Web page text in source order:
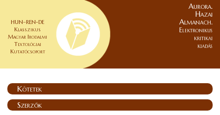
HUN–REN-DE
Klasszikus
Magyar Irodalmi
Textológiai
Kutatócsoport
Aurora.
Hazai
Almanach.
Elektronikus
kritikai
kiadás
Kötetek
Szerzők